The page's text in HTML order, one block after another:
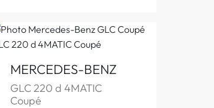
MERCEDES-BENZ
GLC 220 d 4MATIC
Coupé